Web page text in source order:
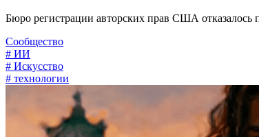
Бюро регистрации авторских прав США отказалось
Сообщество
# ИИ
# Искусство
# технологии